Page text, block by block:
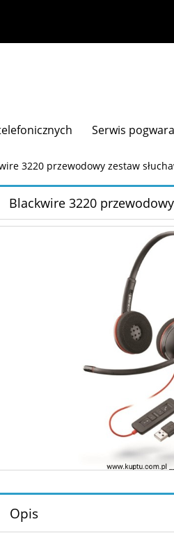
Serwis
3220 przewodowy zestaw
Blackwire 3220
Opis